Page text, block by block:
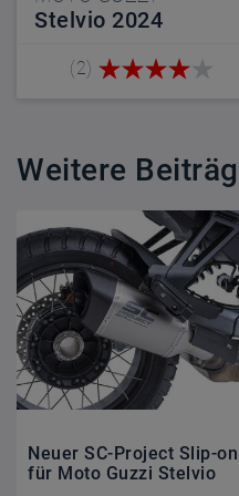
(2)
Stelvio 2024
Weitere
Neuer SC-Project Slip-on
für Moto Guzzi Stelvio